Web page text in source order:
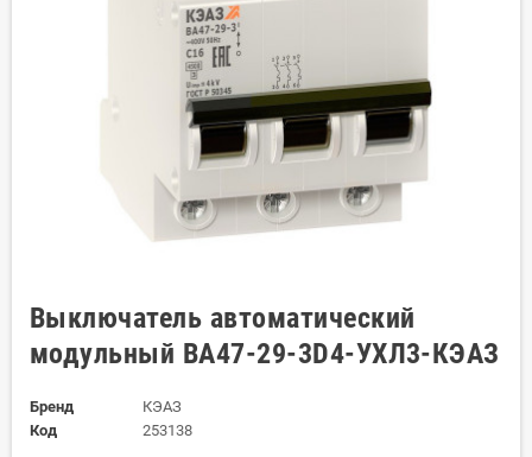
Выключатель автоматический
модульный ВА47-29-3D4-УХЛ3-КЭАЗ
Бренд
КЭАЗ
Код
253138